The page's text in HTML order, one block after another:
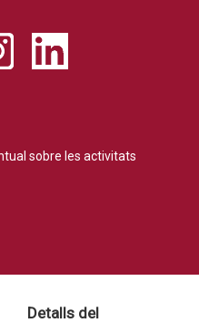
sobre les activitats
Detalls del